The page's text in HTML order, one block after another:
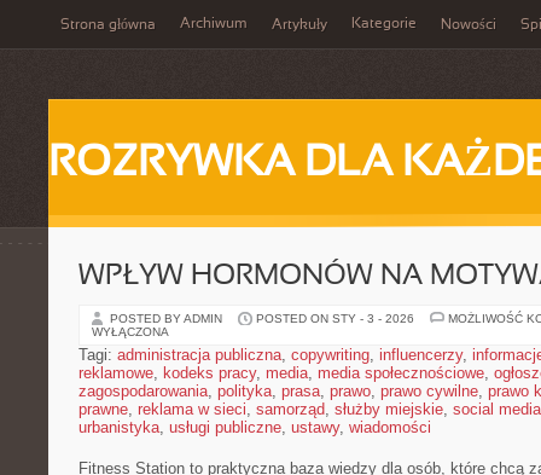
Strona główna Archiwum Artykuły Kategorie Nowości
ROZRYWKA DLA
WPŁYW HORMONÓW NA
POSTED BY ADMIN POSTED ON STY - 3 - 2026
MOŻLIWOŚĆ
WYŁĄCZONA
Tagi: administracja publiczna, copywriting, influencerzy,
reklamowe, kodeks pracy, media, media społecznościowe,
zagospodarowania, polityka, prasa, prawo, prawo cywilne, prawo
prawne, reklama w sieci, samorząd, służby miejskie, social media
urbanistyka, usługi publiczne, ustawy, wiadomości
Fitness Station to praktyczna baza wiedzy dla osób, które chcą